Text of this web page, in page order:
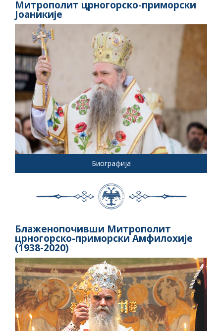
Митрополит црногорско-приморски
Јоаникије
Биографија
Блаженопочивши Митрополит
црногорско-приморски Амфилохије
(1938-2020)